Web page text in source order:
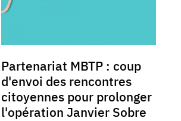
Partenariat MBTP : coup
d'envoi des rencontres
citoyennes pour prolonger
l'opération Janvier Sobre